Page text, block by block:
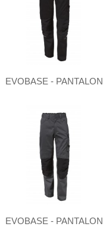
EVOBASE - PANTALON
EVOBASE - PANTALON